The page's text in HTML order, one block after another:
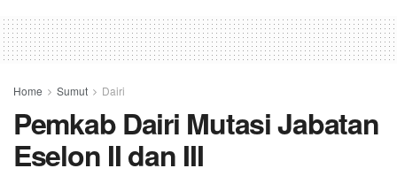
Home Sumut Dairi
Pemkab Dairi Mutasi Jabatan
Eselon II dan III